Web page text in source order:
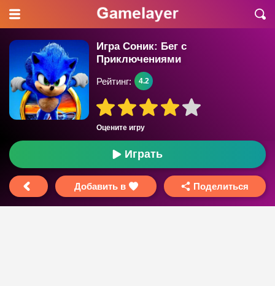
Игра Соник: Бег с
Приключениями
Оцените игру
Рейтинг: 4.2
Играть
Добавить в Поделиться